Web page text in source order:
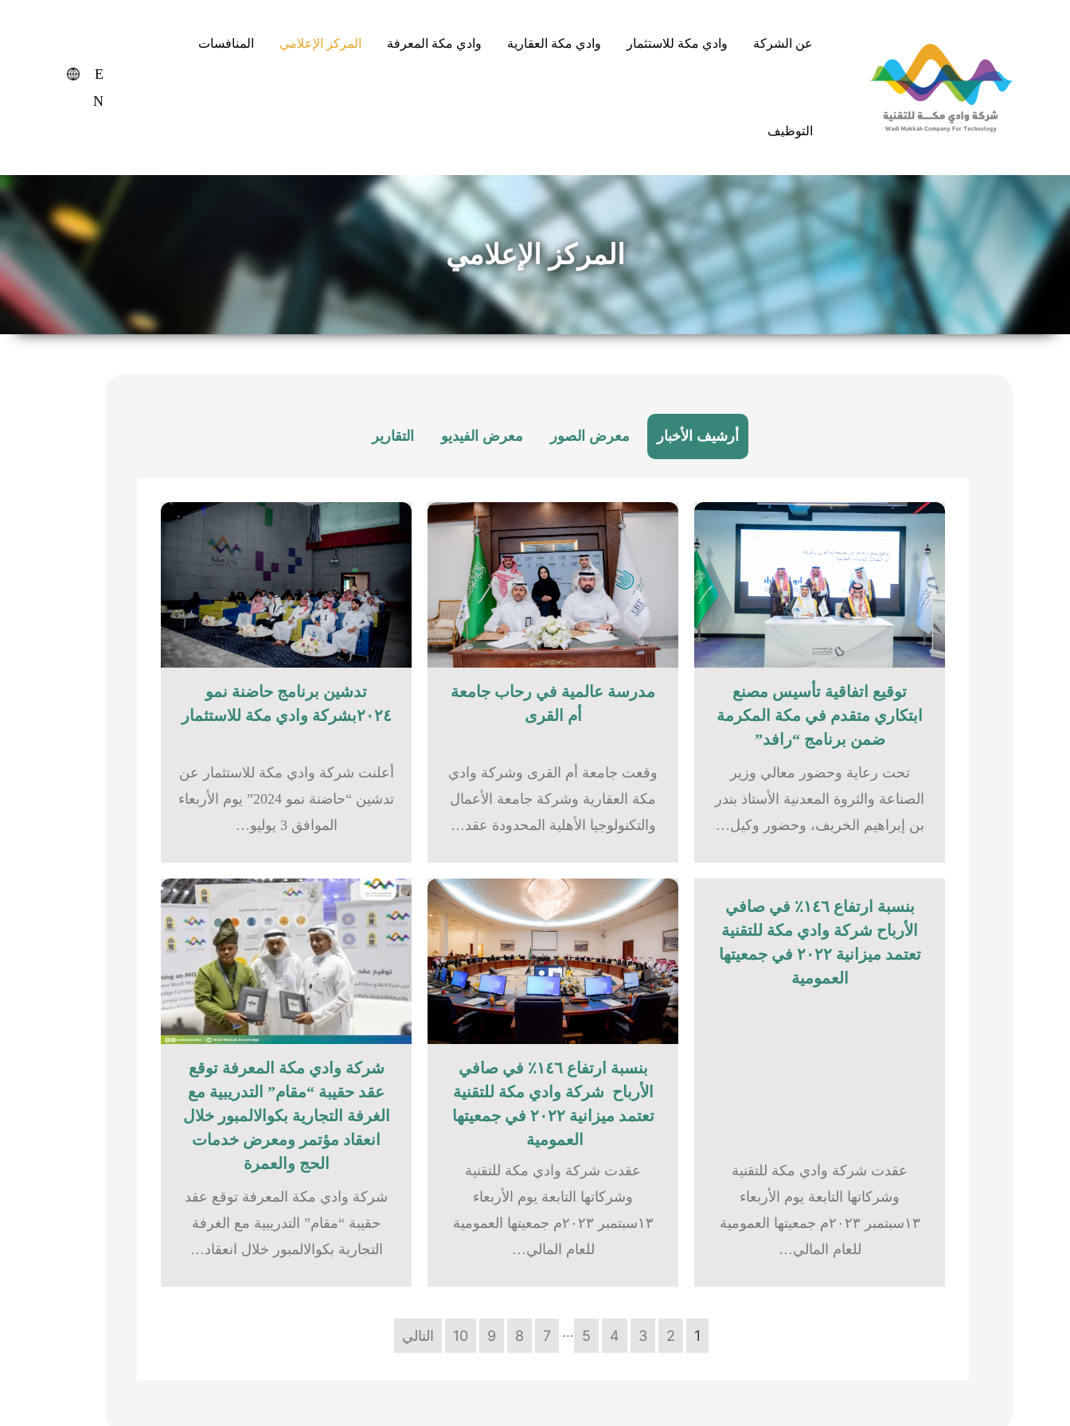
عن الشركة وادي مكة للاستثمار وادي مكة العقارية وادي مكة المعرفة المركز الإعلامي المنافسات
التوظيف
E
N
المركز الإعلامي
أرشيف الأخبار معرض الصور معرض الفيديو التقارير
توقيع اتفاقية تأسيس مصنع
ابتكاري متقدم في مكة المكرمة
ضمن برنامج “رافد”
تحت رعاية وحضور معالي وزير
الصناعة والثروة المعدنية الأستاذ بندر
بن إبراهيم الخريف، وحضور وكيل…
مدرسة عالمية في رحاب جامعة
أم القرى​
وقعت جامعة أم القرى وشركة وادي
مكة العقارية وشركة جامعة الأعمال
والتكنولوجيا الأهلية المحدودة عقد…
تدشين برنامج حاضنة نمو
٢٠٢٤بشركة وادي مكة للاستثمار
أعلنت شركة وادي مكة للاستثمار عن
تدشين “حاضنة نمو 2024” يوم الأربعاء
الموافق 3 يوليو…
بنسبة ارتفاع ١٤٦٪؜ في صافي
الأرباح شركة وادي مكة للتقنية
تعتمد ميزانية ٢٠٢٢ في جمعيتها
العمومية
عقدت شركة وادي مكة للتقنية
وشركاتها التابعة يوم الأربعاء
١٣سبتمبر ٢٠٢٣م جمعيتها العمومية
للعام المالي…
بنسبة ارتفاع ١٤٦٪؜ في صافي
الأرباح شركة وادي مكة للتقنية
تعتمد ميزانية ٢٠٢٢ في جمعيتها
العمومية
عقدت شركة وادي مكة للتقنية
وشركاتها التابعة يوم الأربعاء
١٣سبتمبر ٢٠٢٣م جمعيتها العمومية
للعام المالي…
شركة وادي مكة المعرفة توقع
عقد حقيبة “مقام” التدريبية مع
الغرفة التجارية بكوالالمبور خلال
انعقاد مؤتمر ومعرض خدمات
الحج والعمرة
شركة وادي مكة المعرفة توقع عقد
حقيبة “مقام” التدريبية مع الغرفة
التجارية بكوالالمبور خلال انعقاد…
1
2
3
4
5
…
7
8
9
10 التالي